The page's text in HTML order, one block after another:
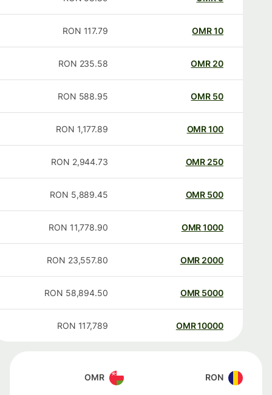
OMR
117.79
RON
20
OMR
235.58
RON
50
OMR
588.95
RON
100
OMR
1,177.89
RON
250
OMR
2,944.73
RON
500
OMR
5,889.45
RON
1000
OMR
11,778.90
RON
2000
OMR
23,557.80
RON
5000
OMR
58,894.50
RON
10000
OMR
117,789
RON
RON
OMR